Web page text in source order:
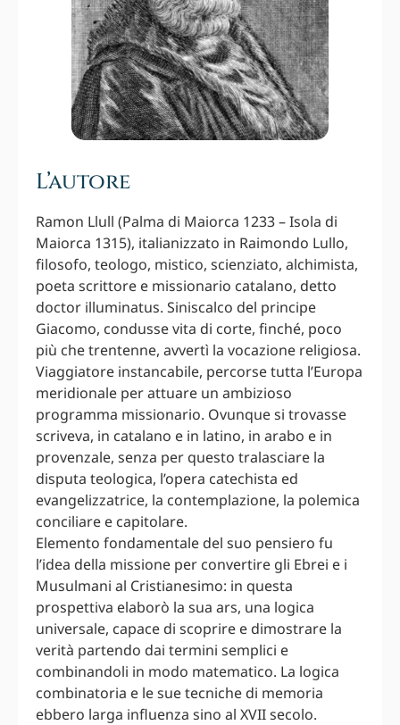
L’autore
Ramon Llull (Palma di Maiorca 1233 – Isola di
Maiorca 1315), italianizzato in Raimondo Lullo,
filosofo, teologo, mistico, scienziato, alchimista,
poeta scrittore e missionario catalano, detto
doctor illuminatus. Siniscalco del principe
Giacomo, condusse vita di corte, finché, poco
più che trentenne, avvertì la vocazione religiosa.
Viaggiatore instancabile, percorse tutta l’Europa
meridionale per attuare un ambizioso
programma missionario. Ovunque si trovasse
scriveva, in catalano e in latino, in arabo e in
provenzale, senza per questo tralasciare la
disputa teologica, l’opera catechista ed
evangelizzatrice, la contemplazione, la polemica
conciliare e capitolare.
Elemento fondamentale del suo pensiero fu
l’idea della missione per convertire gli Ebrei e i
Musulmani al Cristianesimo: in questa
prospettiva elaborò la sua ars, una logica
universale, capace di scoprire e dimostrare la
verità partendo dai termini semplici e
combinandoli in modo matematico. La logica
combinatoria e le sue tecniche di memoria
ebbero larga influenza sino al XVII secolo.